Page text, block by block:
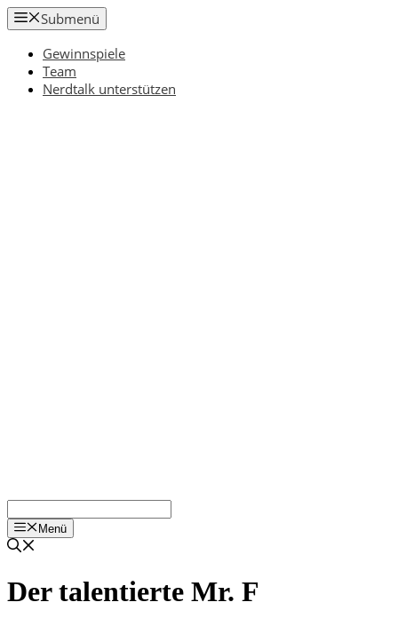
Zum
Inhalt
springen
Submenü
Gewinnspiele
Team
Nerdtalk unterstützen
Menü
Der talentierte Mr. F